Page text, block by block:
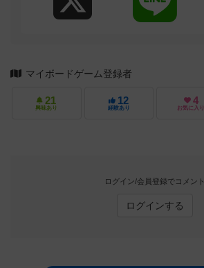
マイボードゲーム登録者
21
興味あり
12
経験あり
4
お気に入り
ログイン/会員登録でコメント
ログインする